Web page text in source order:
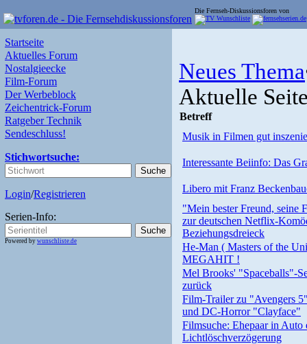
Die Fernseh-Diskussionsforen von
Startseite
Aktuelles Forum
Nostalgieecke
Film-Forum
Der Werbeblock
Zeichentrick-Forum
Ratgeber Technik
Sendeschluss!
Stichwortsuche:
Login/Registrieren
Serien-Info:
Powered by wunschliste.de
Neues Thema
Aktuelle
Betreff
Musik in Filmen gut
Interessante Beiinfo: Das
Libero mit Franz
"Mein bester Freund, seine
zur deutschen Netflix-
Beziehungsdreieck
He-Man ( Masters of the
MEGAHIT !
Mel Brooks' "Spaceballs"-
zurück
Film-Trailer zu "Avengers
und DC-Horror "Clayface"
Filmsuche: Ehepaar in Auto
Lichtlöschverzögerung